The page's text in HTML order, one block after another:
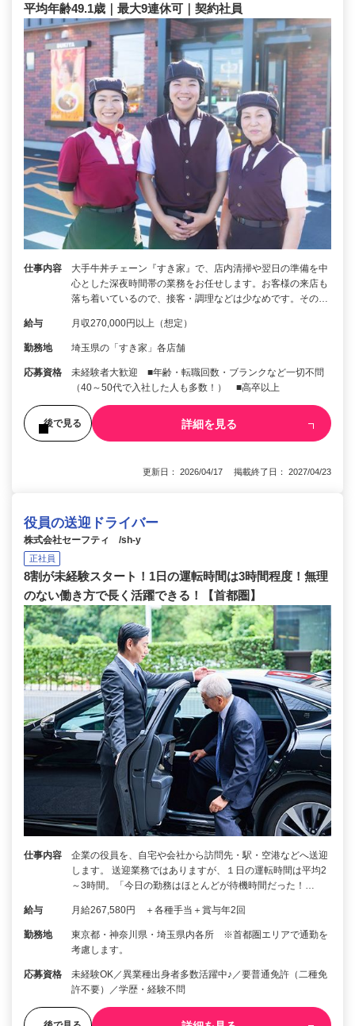
平均年齢49.1歳｜最大9連休可｜契約社員
仕事内容
大手牛丼チェーン『すき家』で、店内清掃や翌日の準備を中
心とした深夜時間帯の業務をお任せします。お客様の来店も
落ち着いているので、接客・調理などは少なめです。その…
給与 月収270,000円以上（想定）
勤務地 埼玉県の「すき家」各店舗
応募資格
未経験者大歓迎 ■年齢・転職回数・ブランクなど一切不問
（40～50代で入社した人も多数！） ■高卒以上
後で見る 詳細を見る
更新日： 2026/04/17 掲載終了日： 2027/04/23
役員の送迎ドライバー
株式会社セーフティ /sh-y
正社員
8割が未経験スタート！1日の運転時間は3時間程度！無理
のない働き方で長く活躍できる！【首都圏】
仕事内容
企業の役員を、自宅や会社から訪問先・駅・空港などへ送迎
します。 送迎業務ではありますが、１日の運転時間は平均2
～3時間。「今日の勤務はほとんどが待機時間だった！…
給与 月給267,580円 ＋各種手当＋賞与年2回
勤務地
東京都・神奈川県・埼玉県内各所 ※首都圏エリアで通勤を
考慮します。
応募資格
未経験OK／異業種出身者多数活躍中♪／要普通免許（二種免
許不要）／学歴・経験不問